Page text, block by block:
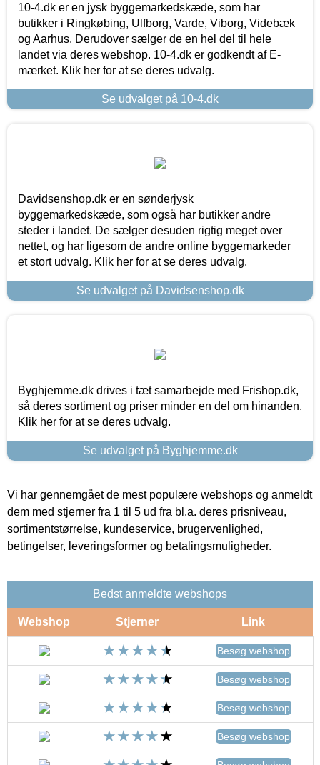
10-4.dk er en jysk byggemarkedskæde, som har
butikker i Ringkøbing, Ulfborg, Varde, Viborg, Videbæk
og Aarhus. Derudover sælger de en hel del til hele
landet via deres webshop. 10-4.dk er godkendt af E-
mærket. Klik her for at se deres udvalg.
Se udvalget på 10-4.dk
Davidsenshop.dk er en sønderjysk
byggemarkedskæde, som også har butikker andre
steder i landet. De sælger desuden rigtig meget over
nettet, og har ligesom de andre online byggemarkeder
et stort udvalg. Klik her for at se deres udvalg.
Se udvalget på Davidsenshop.dk
Byghjemme.dk drives i tæt samarbejde med Frishop.dk,
så deres sortiment og priser minder en del om hinanden.
Klik her for at se deres udvalg.
Se udvalget på Byghjemme.dk
Vi har gennemgået de mest populære webshops og anmeldt
dem med stjerner fra 1 til 5 ud fra bl.a. deres prisniveau,
sortimentstørrelse, kundeservice, brugervenlighed,
betingelser, leveringsformer og betalingsmuligheder.
Bedst anmeldte webshops
Webshop Stjerner Link
Besøg webshop
Besøg webshop
Besøg webshop
Besøg webshop